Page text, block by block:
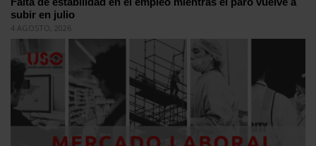
subir en julio
4 AGOSTO, 2026